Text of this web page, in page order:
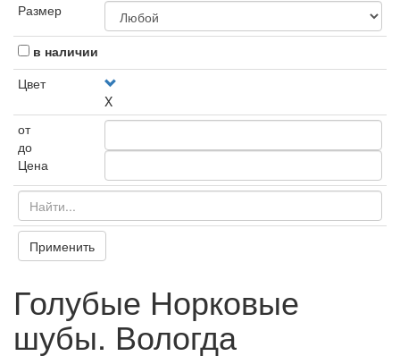
Размер
в наличии
Цвет
X
от
до
Цена
Применить
Голубые Норковые
шубы. Вологда